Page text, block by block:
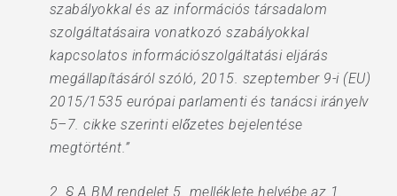
szabályokkal és az információs társadalom
szolgáltatásaira vonatkozó szabályokkal
kapcsolatos információszolgáltatási eljárás
megállapításáról szóló, 2015. szeptember 9-i (EU)
2015/1535 európai parlamenti és tanácsi irányelv
5–7. cikke szerinti előzetes bejelentése
megtörtént.”
2. § A BM rendelet 5. melléklete helyébe az 1.